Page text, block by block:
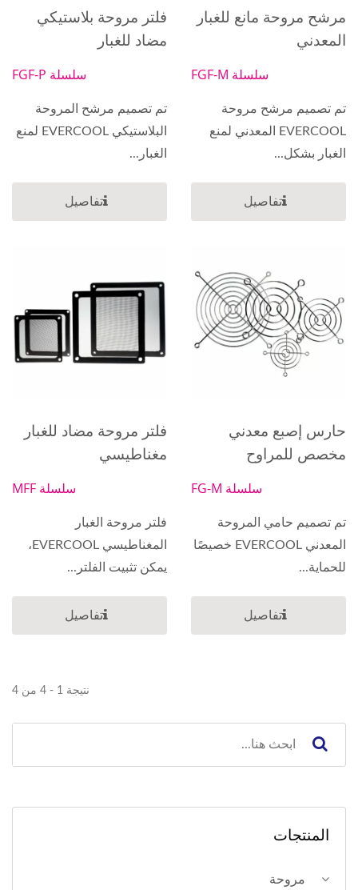
مرشح مروحة مانع للغبار
المعدني
سلسلة FGF-M
تم تصميم مرشح مروحة
EVERCOOL المعدني لمنع
الغبار بشكل...
تفاصيل
فلتر مروحة بلاستيكي
مضاد للغبار
سلسلة FGF-P
تم تصميم مرشح المروحة
البلاستيكي EVERCOOL لمنع
الغبار...
تفاصيل
حارس إصبع معدني
مخصص للمراوح
سلسلة FG-M
تم تصميم حامي المروحة
المعدني EVERCOOL خصيصًا
للحماية...
تفاصيل
فلتر مروحة مضاد للغبار
مغناطيسي
سلسلة MFF
فلتر مروحة الغبار
المغناطيسي EVERCOOL،
يمكن تثبيت الفلتر...
تفاصيل
نتيجة 1 - 4 من 4
المنتجات
مروحة